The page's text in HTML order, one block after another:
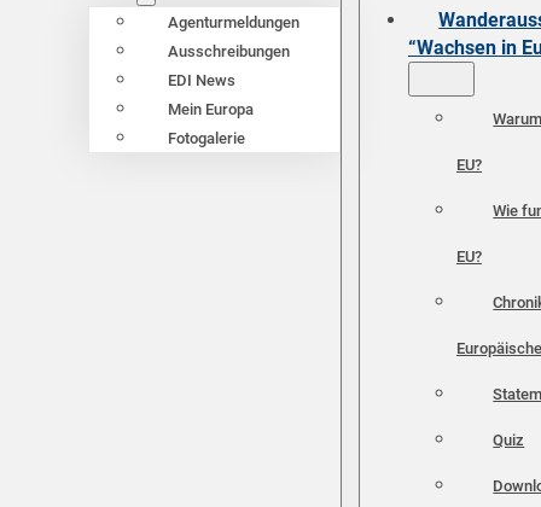
Agenturmeldungen
Ausschreibungen
EDI News
Mein Europa
Fotogalerie
“Wachsen in
EU?
Wie
EU?
Quiz